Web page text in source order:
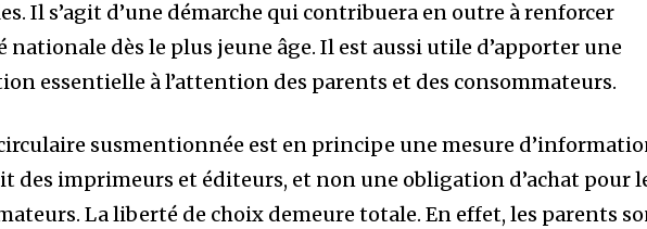
Il s’agit d’une démarche qui contribuera en outre à renforcer
nationale dès le plus jeune âge. Il est aussi utile d’apporter une
essentielle à l’attention des parents et des consommateurs.
susmentionnée est en principe une mesure
des imprimeurs et éditeurs, et non une obligation d’achat pour
La liberté de choix demeure totale. En effet, les parents